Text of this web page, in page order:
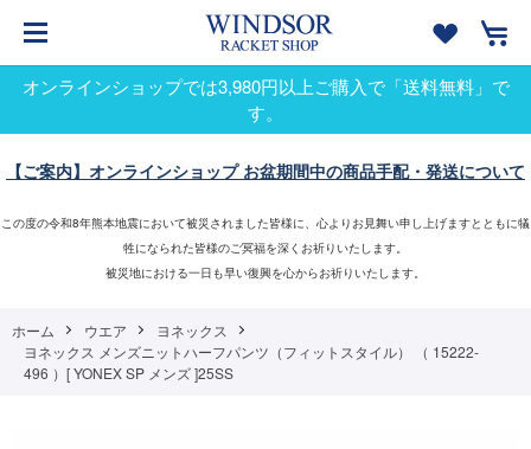
オンラインショップでは3,980円以上ご購入で「送料無料」で
す。
【ご案内】オンラインショップ お盆期間中の商品手配・発送について
この度の令和8年熊本地震において被災されました皆様に、心よりお見舞い申し上げますとともに犠
牲になられた皆様のご冥福を深くお祈りいたします。
被災地における一日も早い復興を心からお祈りいたします。
ホーム ウエア
ヨネックス
ヨネックス メンズニットハーフパンツ（フィットスタイル） （ 15222-
496 ）[ YONEX SP メンズ ]25SS